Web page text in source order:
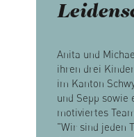
Anita und
ihren drei
im Kanton
und Sepp sowie
motiviertes
"Wir sind jeden